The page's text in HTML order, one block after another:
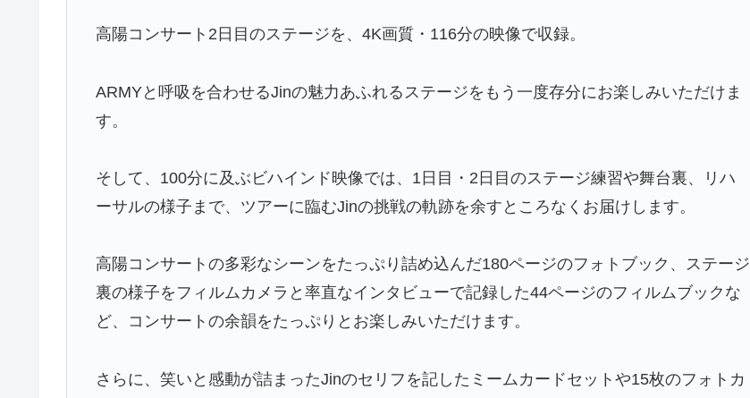
高陽コンサート2日目のステージを、4K画質・116分の映像で収録。
ARMYと呼吸を合わせるJinの魅力あふれるステージをもう一度存分にお楽しみいただけま
す。
そして、100分に及ぶビハインド映像では、1日目・2日目のステージ練習や舞台裏、リハ
ーサルの様子まで、ツアーに臨むJinの挑戦の軌跡を余すところなくお届けします。
高陽コンサートの多彩なシーンをたっぷり詰め込んだ180ページのフォトブック、ステージ
裏の様子をフィルムカメラと率直なインタビューで記録した44ページのフィルムブックな
ど、コンサートの余韻をたっぷりとお楽しみいただけます。
さらに、笑いと感動が詰まったJinのセリフを記したミームカードセットや15枚のフォトカ